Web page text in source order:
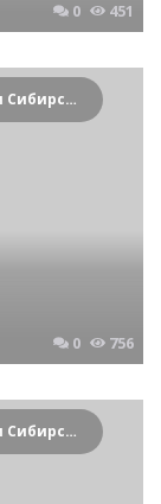
0 451
Криминальные новости Новосибирска и Сибирского региона
0 756
Криминальные новости Новосибирска и Сибирского региона